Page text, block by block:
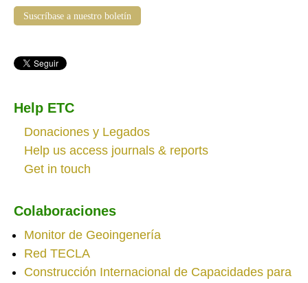
Suscríbase a nuestro boletín
Help ETC
Donaciones y Legados
Help us access journals & reports
Get in touch
Colaboraciones
Monitor de Geoingenería
Red TECLA
Construcción Internacional de Capacidades para